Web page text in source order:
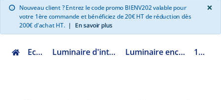
info Nouveau client ? Entrez le code promo BIENV202 valable pour
votre 1ère commande et bénéficiez de 20€ HT de réduction dès
200€ d'achat HT. | En savoir plus
×
Eclairage Luminaire d'intérieur décoratif Luminaire encastré décoratif 1338003